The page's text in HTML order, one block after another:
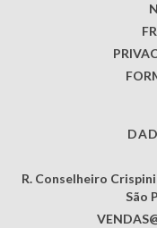
R. Conselheiro
São